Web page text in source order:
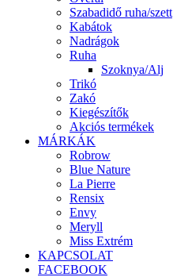
Szabadidő ruha/szett
Kabátok
Nadrágok
Ruha
Szoknya/Alj
Trikó
Zakó
Kiegészítők
Akciós termékek
MÁRKÁK
Robrow
Blue Nature
La Pierre
Rensix
Envy
Meryll
Miss Extrém
KAPCSOLAT
FACEBOOK